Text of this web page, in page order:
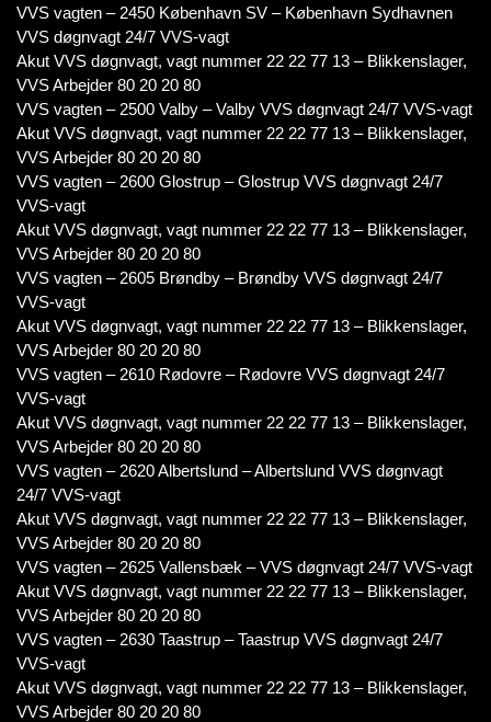
VVS vagten – 2450 København SV – København Sydhavnen
VVS døgnvagt 24/7 VVS-vagt
Akut VVS døgnvagt, vagt nummer 22 22 77 13 – Blikkenslager,
VVS Arbejder 80 20 20 80
VVS vagten – 2500 Valby – Valby VVS døgnvagt 24/7 VVS-vagt
Akut VVS døgnvagt, vagt nummer 22 22 77 13 – Blikkenslager,
VVS Arbejder 80 20 20 80
VVS vagten – 2600 Glostrup – Glostrup VVS døgnvagt 24/7
VVS-vagt
Akut VVS døgnvagt, vagt nummer 22 22 77 13 – Blikkenslager,
VVS Arbejder 80 20 20 80
VVS vagten – 2605 Brøndby – Brøndby VVS døgnvagt 24/7
VVS-vagt
Akut VVS døgnvagt, vagt nummer 22 22 77 13 – Blikkenslager,
VVS Arbejder 80 20 20 80
VVS vagten – 2610 Rødovre – Rødovre VVS døgnvagt 24/7
VVS-vagt
Akut VVS døgnvagt, vagt nummer 22 22 77 13 – Blikkenslager,
VVS Arbejder 80 20 20 80
VVS vagten – 2620 Albertslund – Albertslund VVS døgnvagt
24/7 VVS-vagt
Akut VVS døgnvagt, vagt nummer 22 22 77 13 – Blikkenslager,
VVS Arbejder 80 20 20 80
VVS vagten – 2625 Vallensbæk – VVS døgnvagt 24/7 VVS-vagt
Akut VVS døgnvagt, vagt nummer 22 22 77 13 – Blikkenslager,
VVS Arbejder 80 20 20 80
VVS vagten – 2630 Taastrup – Taastrup VVS døgnvagt 24/7
VVS-vagt
Akut VVS døgnvagt, vagt nummer 22 22 77 13 – Blikkenslager,
VVS Arbejder 80 20 20 80